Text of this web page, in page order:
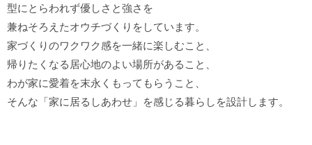
型にとらわれず優しさと強さを
兼ねそろえたオウチづくりをしています。
家づくりのワクワク感を一緒に楽しむこと、
帰りたくなる居心地のよい場所があること、
わが家に愛着を末永くもってもらうこと、